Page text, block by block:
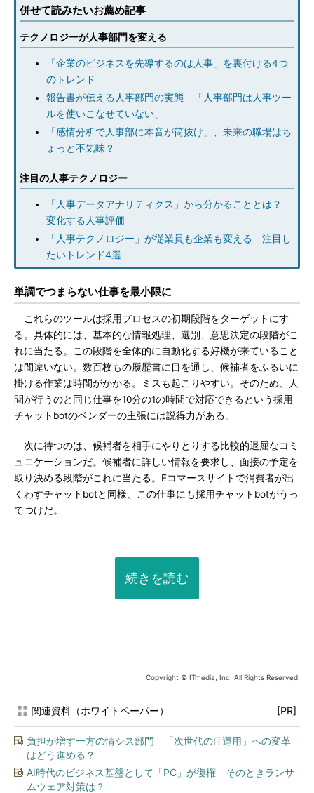
併せて読みたいお薦め記事
テクノロジーが人事部門を変える
「企業のビジネスを先導するのは人事」を裏付ける4つ
のトレンド
報告書が伝える人事部門の実態 「人事部門は人事ツー
ルを使いこなせていない」
「感情分析で人事部に本音が筒抜け」、未来の職場はち
ょっと不気味？
注目の人事テクノロジー
「人事データアナリティクス」から分かることとは？
変化する人事評価
「人事テクノロジー」が従業員も企業も変える 注目し
たいトレンド4選
単調でつまらない仕事を最小限に
これらのツールは採用プロセスの初期段階をターゲットにす
る。具体的には、基本的な情報処理、選別、意思決定の段階がこ
れに当たる。この段階を全体的に自動化する好機が来ていること
は間違いない。数百枚もの履歴書に目を通し、候補者をふるいに
掛ける作業は時間がかかる。ミスも起こりやすい。そのため、人
間が行うのと同じ仕事を10分の1の時間で対応できるという採用
チャットbotのベンダーの主張には説得力がある。
次に待つのは、候補者を相手にやりとりする比較的退屈なコミ
ュニケーションだ。候補者に詳しい情報を要求し、面接の予定を
取り決める段階がこれに当たる。Eコマースサイトで消費者が出
くわすチャットbotと同様、この仕事にも採用チャットbotがうっ
てつけだ。
続きを読む
Copyright © ITmedia, Inc. All Rights Reserved.
関連資料（ホワイトペーパー） [PR]
負担が増す一方の情シス部門 「次世代のIT運用」への変革
はどう進める？
AI時代のビジネス基盤として「PC」が復権 そのときランサ
ムウェア対策は？